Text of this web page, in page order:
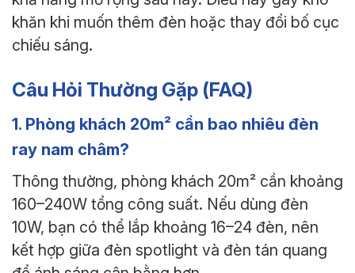
khăn khi muốn thêm đèn hoặc thay đổi bố cục
chiếu sáng.
Câu Hỏi Thường Gặp (FAQ)
1. Phòng khách 20m² cần bao nhiêu đèn
ray nam châm?
Thông thường, phòng khách 20m² cần khoảng
160–240W tổng công suất. Nếu dùng đèn
10W, bạn có thể lắp khoảng 16–24 đèn, nên
kết hợp giữa đèn spotlight và đèn tán quang